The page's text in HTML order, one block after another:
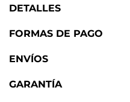
DETALLES
FORMAS DE PAGO
ENVÍOS
GARANTÍA